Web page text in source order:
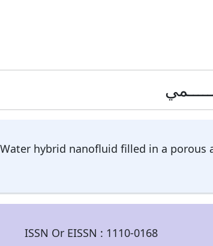
hybrid nanofluid filled in a
ISSN Or EISSN : 1110-0168